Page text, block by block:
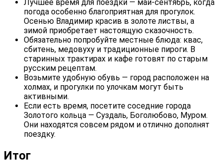
Лучшее время для поездки — май-сентябрь, когда
погода особенно благоприятная для прогулок.
Осенью Владимир красив в золоте листвы, а
зимой приобретает настоящую сказочность.
Обязательно попробуйте местные блюда: квас,
сбитень, медовуху и традиционные пироги. В
старинных трактирах и кафе готовят по старым
русским рецептам.
Возьмите удобную обувь — город расположен на
холмах, и прогулки по улочкам могут быть
активными.
Если есть время, посетите соседние города
Золотого кольца — Суздаль, Боголюбово, Муром.
Они находятся совсем рядом и отлично дополнят
поездку.
Итог